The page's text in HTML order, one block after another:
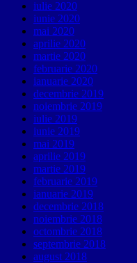
iulie 2020
iunie 2020
mai 2020
aprilie 2020
martie 2020
februarie 2020
ianuarie 2020
decembrie 2019
noiembrie 2019
iulie 2019
iunie 2019
mai 2019
aprilie 2019
martie 2019
februarie 2019
ianuarie 2019
decembrie 2018
noiembrie 2018
octombrie 2018
septembrie 2018
august 2018